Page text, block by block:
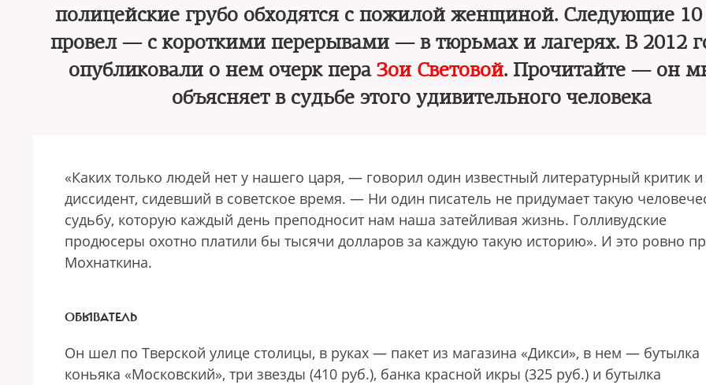
полицейские грубо обходятся с пожилой женщиной. Следующие 10
провел — с короткими перерывами — в тюрьмах и лагерях. В 2012
опубликовали о нем очерк пера Зои Световой. Прочитайте — он
объясняет в судьбе этого удивительного человека
«Каких только людей нет у нашего царя, — говорил один известный литературный критик и
диссидент, сидевший в советское время. — Ни один писатель не придумает такую
судьбу, которую каждый день преподносит нам наша затейливая жизнь. Голливудские
продюсеры охотно платили бы тысячи долларов за каждую такую историю». И это ровно
Мохнаткина.
ОБЫВАТЕЛЬ
Он шел по Тверской улице столицы, в руках — пакет из магазина «Дикси», в нем — бутылка
коньяка «Московский», три звезды (410 руб.), банка красной икры (325 руб.) и бутылка